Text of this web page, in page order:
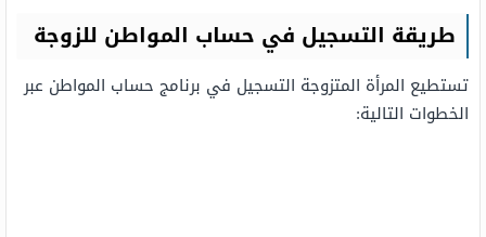
طريقة التسجيل في حساب المواطن للزوجة
تستطيع المرأة المتزوجة التسجيل في برنامج حساب المواطن عبر
الخطوات التالية: